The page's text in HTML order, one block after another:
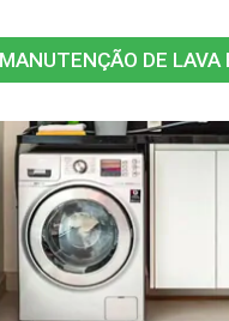
MANUTENÇÃO DE LAVA